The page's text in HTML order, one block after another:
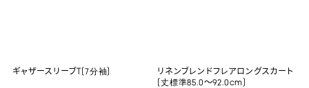
ギャザースリーブT(7分袖)
リネンブレンドフレアロングスカート
(丈標準85.0～92.0cm)